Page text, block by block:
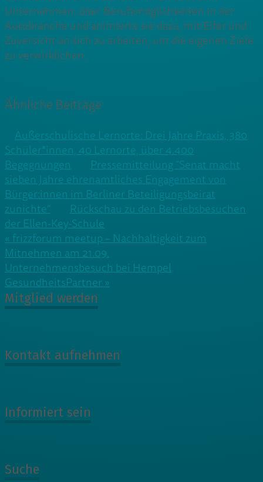
Unternehmen, über Berufsmöglichkeiten in der
Autobranche und animierte sie dazu, mit Eifer und
Zuversicht an sich zu arbeiten, um die eigenen Ziele
zu verwirklichen.
Ähnliche Beiträge
Außerschulische Lernorte: Drei Jahre Praxis, 380
Schüler*innen, 40 Lernorte, über 4.400
Begegnungen
Pressemitteilung “Senat macht
sieben Jahre ehrenamtliches Engagement von
Bürger:innen im Berliner Beteiligungsbeirat
zunichte”
Rückschau zu den Betriebsbesuchen
der Ellen-Key-Schule
Beitragsnavigation
« frizzforum meetup – Nachhaltigkeit zum
Mitnehmen am 21.09.
Unternehmensbesuch bei Hempel
GesundheitsPartner »
Mitglied werden
Kontakt aufnehmen
Informiert sein
Suche